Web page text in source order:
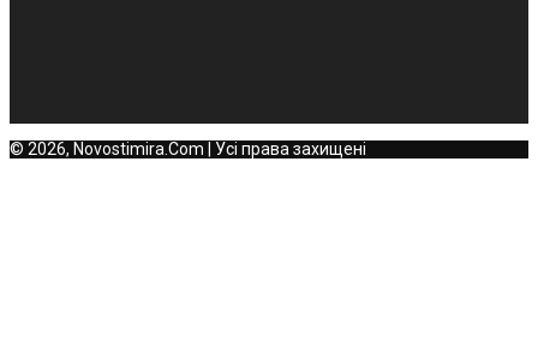
© 2026, Novostimira.Com | Усі права захищені